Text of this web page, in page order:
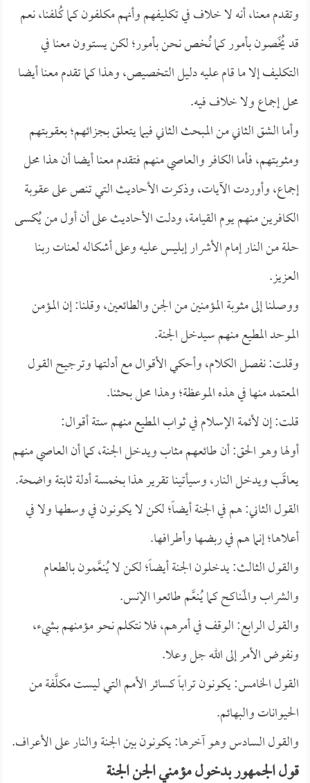
وتقدم معنا، أنه لا خلاف في تكليفهم وأنهم مكلفون كما كُلفنا، نعم
قد يُخَصون بأمور كما نُخص نحن بأمور؛ لكن يستوون معنا في
التكليف إلا ما قام عليه دليل التخصيص، وهذا كما تقدم معنا أيضا
محل إجماع ولا خلاف فيه.
وأما الشق الثاني من المبحث الثاني فيما يتعلق بجزائهم؛ بعقوبتهم
ومثوبتهم، فأما الكافر والعاصي منهم فتقدم معنا أيضا أن هذا محل
إجماع، وأوردت الآيات، وذكرت الأحاديث التي تنص على عقوبة
الكافرين منهم يوم القيامة، ودلت الأحاديث على أن أول من يُكسى
حلة من النار إمام الأشرار إبليس عليه وعلى أشكاله لعنات ربنا
العزيز.
ووصلنا إلى مثوبة المؤمنين من الجن والطائعين، وقلنا: إن المؤمن
الموحد المطيع منهم سيدخل الجنة.
وقلت: نفصل الكلام، وأحكي الأقوال مع أدلتها وترجيح القول
المعتمد منها في هذه الموعظة؛ وهذا محل بحثنا.
قلت: إن لأئمة الإسلام في ثواب المطيع منهم ستة أقوال:
أولها وهو الحق: أن طائعهم مثاب ويدخل الجنة، كما أن العاصي منهم
يعاقَب ويدخل النار، وسيأتينا تقرير هذا بخمسة أدلة ثابتة واضحة.
القول الثاني: هم في الجنة أيضاً؛ لكن لا يكونون في وسطها ولا في
أعلاها؛ إنما هم في ربضها وأطرافها.
والقول الثالث: يدخلون الجنة أيضاً؛ لكن لا يُنعَّمون بالطعام
والشراب والمَناكح كما يُنعَّم طائعوا الإنس.
والقول الرابع: الوقف في أمرهم، فلا نتكلم نحو مؤمنهم بشيء،
ونفوض الأمر إلى الله جل وعلا.
القول الخامس: يكونون تراباً كسائر الأمم التي ليست مكلَّفة من
الحيوانات والبهائم.
والقول السادس وهو آخرها: يكونون بين الجنة والنار على الأعراف.
قول الجمهور بدخول مؤمني الجن الجنة